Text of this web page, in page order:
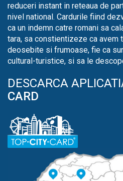
reduceri instant in reteaua de
nivel national. Cardurile fiind
ca un indemn catre romani sa
tara, sa constientizeze ca avem
deosebite si frumoase, fie ca
cultural-turistice, si sa le
DESCARCA
CARD